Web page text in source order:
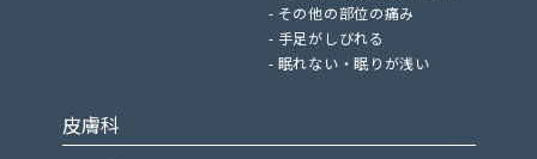
その他の部位の痛み
手足がしびれる
眠れない・眠りが浅い
皮膚科